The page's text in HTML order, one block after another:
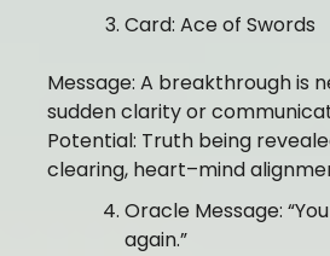
Card: Ace of Swords
Message: A breakthrough is
sudden clarity or
Potential: Truth being
clearing, heart–mind
Oracle Message:
again.”